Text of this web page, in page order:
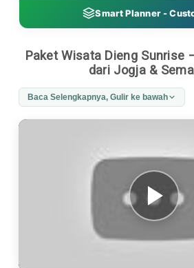
Smart Planner -
Paket Wisata Dieng Sunrise
dari Jogja &
Baca Selengkapnya, Gulir ke bawah